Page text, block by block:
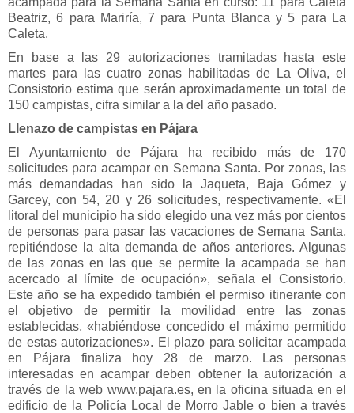
Beatriz, 6 para Mariría, 7 para Punta Blanca y 5 para La
Caleta.
En base a las 29 autorizaciones tramitadas hasta este
martes para las cuatro zonas habilitadas de La Oliva, el
Consistorio estima que serán aproximadamente un total de
150 campistas, cifra similar a la del año pasado.
Llenazo de campistas en Pájara
El Ayuntamiento de Pájara ha recibido más de 170
solicitudes para acampar en Semana Santa. Por zonas, las
más demandadas han sido la Jaqueta, Baja Gómez y
Garcey, con 54, 20 y 26 solicitudes, respectivamente. «El
litoral del municipio ha sido elegido una vez más por cientos
de personas para pasar las vacaciones de Semana Santa,
repitiéndose la alta demanda de años anteriores. Algunas
de las zonas en las que se permite la acampada se han
acercado al límite de ocupación», señala el Consistorio.
Este año se ha expedido también el permiso itinerante con
el objetivo de permitir la movilidad entre las zonas
establecidas, «habiéndose concedido el máximo permitido
de estas autorizaciones». El plazo para solicitar acampada
en Pájara finaliza hoy 28 de marzo. Las personas
interesadas en acampar deben obtener la autorización a
través de la web www.pajara.es, en la oficina situada en el
edificio de la Policía Local de Morro Jable o bien a través